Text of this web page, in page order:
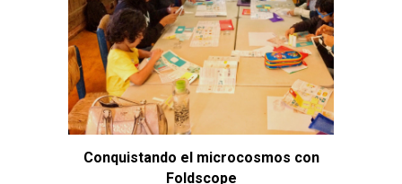
Conquistando el microcosmos con
Foldscope